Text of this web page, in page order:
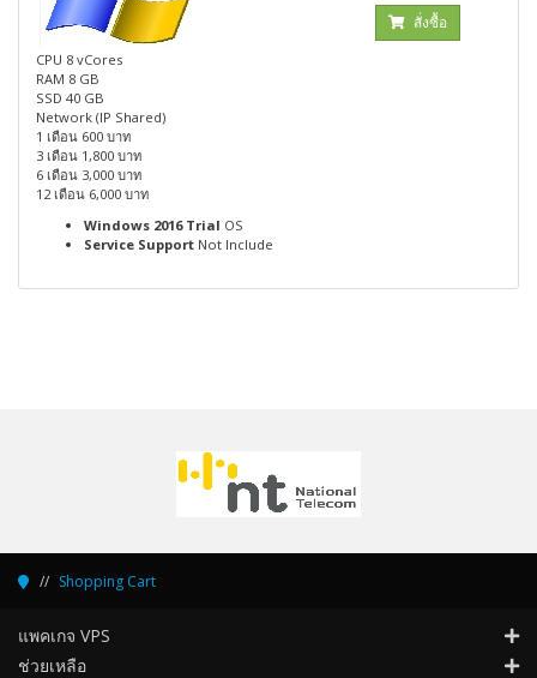
CPU 8 vCores
RAM 8 GB
SSD 40 GB
Network (IP Shared)
1 เดือน 600 บาท
3 เดือน 1,800 บาท
6 เดือน 3,000 บาท
12 เดือน 6,000 บาท
Windows 2016 Trial OS
Service Support Not Include
สั่งซื้อ
Shopping Cart
แพคเกจ VPS
ช่วยเหลือ